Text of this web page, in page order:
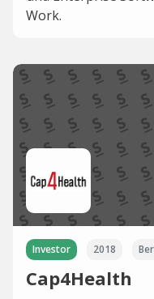
Work.
Investor 2018
Cap4Health